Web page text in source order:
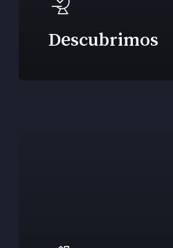
Descubrimos